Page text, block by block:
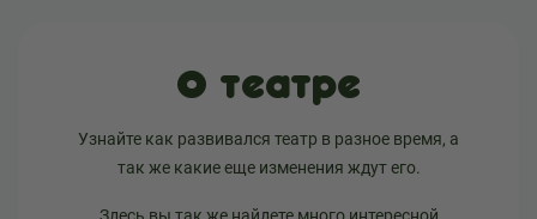
О театре
Узнайте как развивался театр в разное время, а
так же какие еще изменения ждут его.